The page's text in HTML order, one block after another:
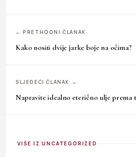
← PRETHODNI ČLANAK
Kako nositi dvije jarke boje na očima?
SLJEDEĆI ČLANAK →
Napravite idealno eterično ulje prema
VIŠE IZ UNCATEGORIZED